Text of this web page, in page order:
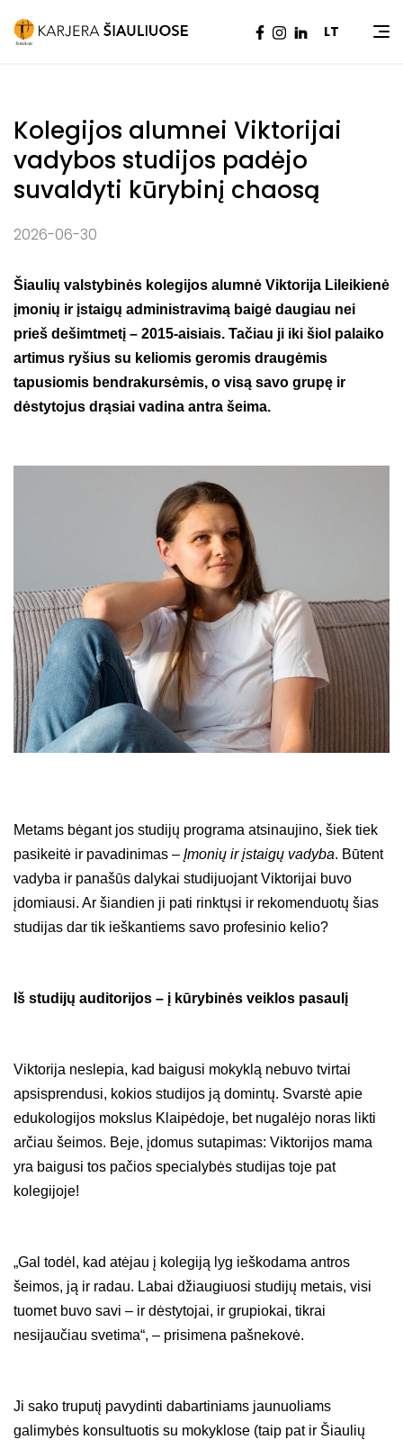
LT
Pradžia |Naujienos |Kolegijos alumnei Viktorijai
vadybos studijos padėjo suvaldyti kūrybinį chaosą
Kolegijos alumnei Viktorijai
vadybos studijos padėjo
suvaldyti kūrybinį chaosą
2026-06-30
Šiaulių valstybinės kolegijos alumnė Viktorija Lileikienė
įmonių ir įstaigų administravimą baigė daugiau nei
prieš dešimtmetį – 2015-aisiais. Tačiau ji iki šiol palaiko
artimus ryšius su keliomis geromis draugėmis
tapusiomis bendrakursėmis, o visą savo grupę ir
dėstytojus drąsiai vadina antra šeima.
Metams bėgant jos studijų programa atsinaujino, šiek tiek
pasikeitė ir pavadinimas – Įmonių ir įstaigų vadyba. Būtent
vadyba ir panašūs dalykai studijuojant Viktorijai buvo
įdomiausi. Ar šiandien ji pati rinktųsi ir rekomenduotų šias
studijas dar tik ieškantiems savo profesinio kelio?
Iš studijų auditorijos – į kūrybinės veiklos pasaulį
Viktorija neslepia, kad baigusi mokyklą nebuvo tvirtai
apsisprendusi, kokios studijos ją domintų. Svarstė apie
edukologijos mokslus Klaipėdoje, bet nugalėjo noras likti
arčiau šeimos. Beje, įdomus sutapimas: Viktorijos mama
yra baigusi tos pačios specialybės studijas toje pat
kolegijoje!
„Gal todėl, kad atėjau į kolegiją lyg ieškodama antros
šeimos, ją ir radau. Labai džiaugiuosi studijų metais, visi
tuomet buvo savi – ir dėstytojai, ir grupiokai, tikrai
nesijaučiau svetima“, – prisimena pašnekovė.
Ji sako truputį pavydinti dabartiniams jaunuoliams
galimybės konsultuotis su mokyklose (taip pat ir Šiaulių